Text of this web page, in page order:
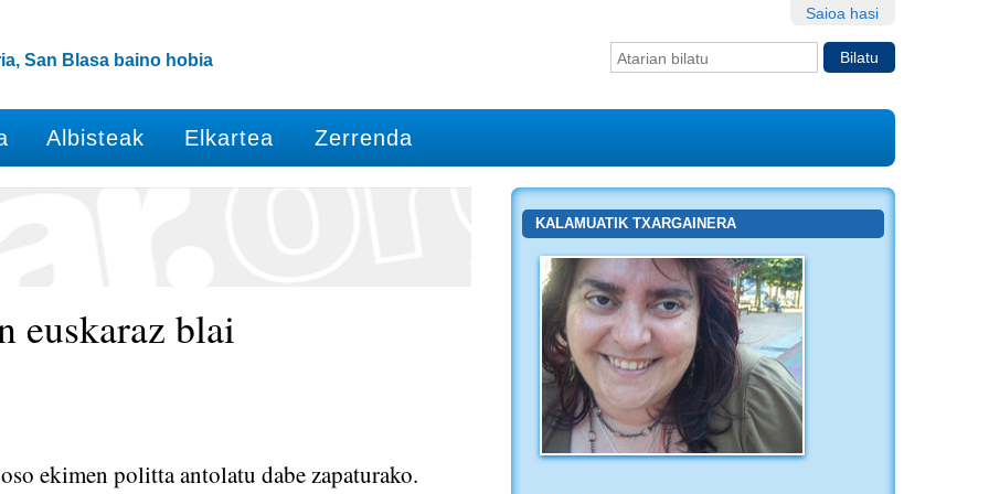
Saioa hasi
Bilatu atarian
San Blasa baino hobia
Albisteak Elkartea Zerrenda
euskaraz blai
ekimen politta antolatu dabe zapaturako.
KALAMUATIK TXARGAINERA